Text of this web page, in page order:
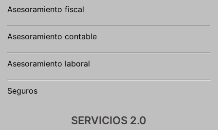
Asesoramiento fiscal
Asesoramiento contable
Asesoramiento laboral
Seguros
SERVICIOS 2.0